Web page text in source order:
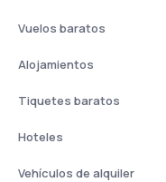
Vuelos baratos
Alojamientos
Tiquetes baratos
Hoteles
Vehículos de alquiler